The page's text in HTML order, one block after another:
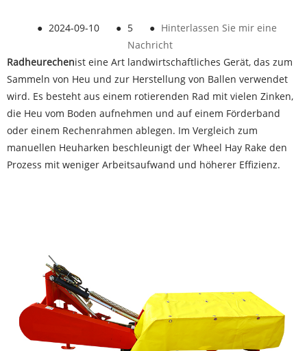
● 2024-09-10 ● 5 ● Hinterlassen Sie mir eine
Nachricht
Radheurechenist eine Art landwirtschaftliches Gerät, das zum
Sammeln von Heu und zur Herstellung von Ballen verwendet
wird. Es besteht aus einem rotierenden Rad mit vielen Zinken,
die Heu vom Boden aufnehmen und auf einem Förderband
oder einem Rechenrahmen ablegen. Im Vergleich zum
manuellen Heuharken beschleunigt der Wheel Hay Rake den
Prozess mit weniger Arbeitsaufwand und höherer Effizienz.